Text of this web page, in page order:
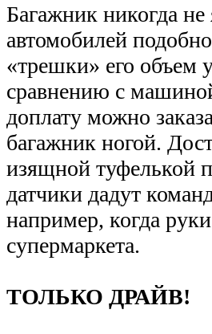
Багажник никогда
автомобилей
«трешки» его объем
сравнению с
доплату можно
багажник ногой.
изящной туфелькой
датчики дадут
например, когда
супермаркета.
ТОЛЬКО ДРАЙВ!